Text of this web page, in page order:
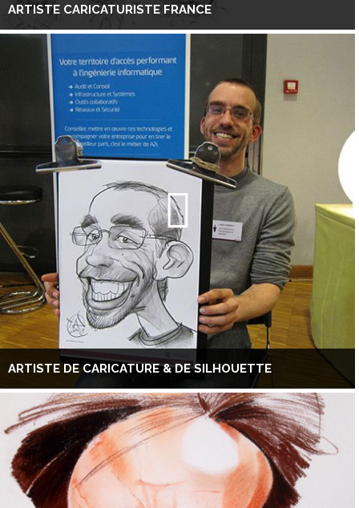
ARTISTE CARICATURISTE FRANCE
ARTISTE DE CARICATURE & DE SILHOUETTE